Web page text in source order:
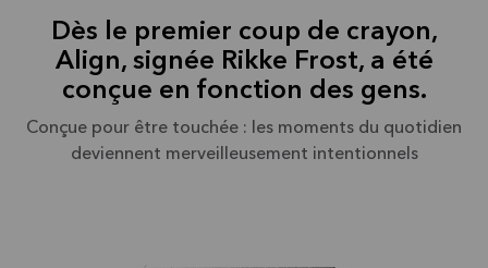
Dès le premier coup de crayon,
Align, signée Rikke Frost, a été
conçue en fonction des gens.
Conçue pour être touchée : les moments du quotidien
deviennent merveilleusement intentionnels